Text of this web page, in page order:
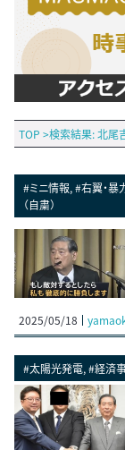
TOP >検索結果: 北尾
#ミニ情報, #右翼・暴
（自粛）
2025/05/18
#太陽光発電, #経済事